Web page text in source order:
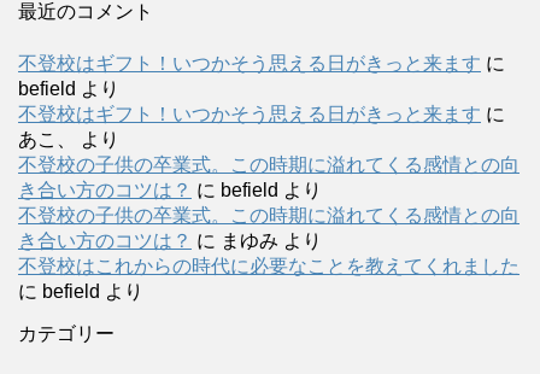
最近のコメント
不登校はギフト！いつかそう思える日がきっと来ます に
befield より
不登校はギフト！いつかそう思える日がきっと来ます に
あこ、
より
不登校の子供の卒業式。この時期に溢れてくる感情との向
き合い方のコツは？ に befield より
不登校の子供の卒業式。この時期に溢れてくる感情との向
き合い方のコツは？ に まゆみ より
不登校はこれからの時代に必要なことを教えてくれました
に befield より
カテゴリー